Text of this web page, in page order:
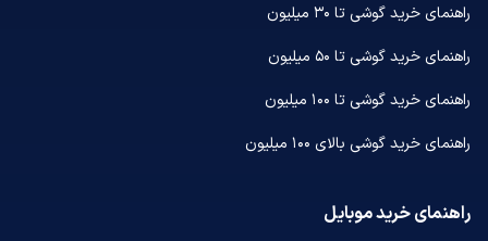
راهنمای خرید گوشی تا ۳۰ میلیون
راهنمای خرید گوشی تا ۵۰ میلیون
راهنمای خرید گوشی تا ۱۰۰ میلیون
راهنمای خرید گوشی بالای ۱۰۰ میلیون
راهنمای خرید موبایل